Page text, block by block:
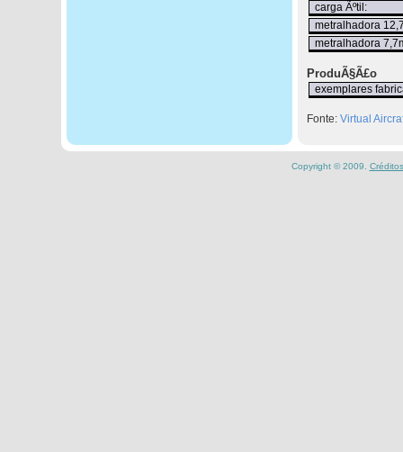
carga Ãºtil:
metralhadora
metralhadora
ProduÃ§Ã£o
exemplares
Fonte: Virtual
Copyright © 2009. Créditos